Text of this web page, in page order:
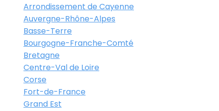
Arrondissement de Cayenne
Auvergne-Rhône-Alpes
Basse-Terre
Bourgogne-Franche-Comté
Bretagne
Centre-Val de Loire
Corse
Fort-de-France
Grand Est